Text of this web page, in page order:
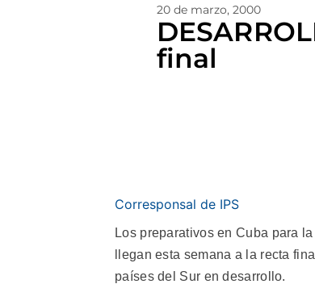
20 de marzo, 2000
final
Corresponsal de IPS
Los preparativos en Cuba para
llegan esta semana a la recta
países del Sur en desarrollo.